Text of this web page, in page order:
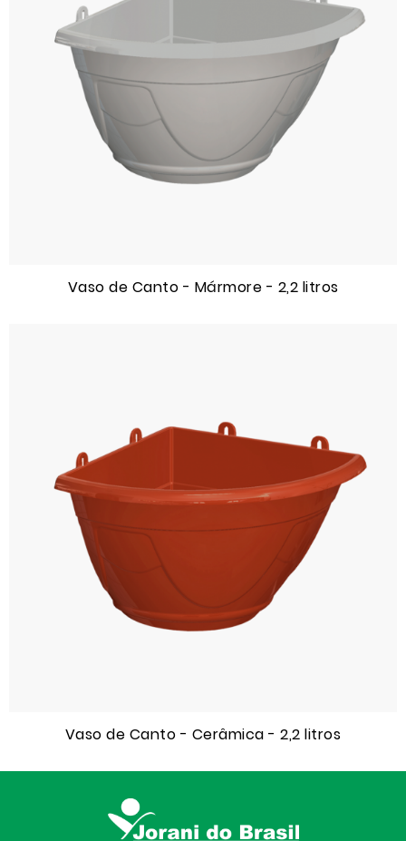
Vaso de Canto - Mármore - 2,2 litros
Vaso de Canto - Cerâmica - 2,2 litros